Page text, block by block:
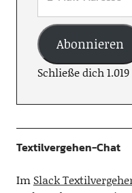
Abonnieren
Schließe dich
Textilvergehen-Chat
Im Slack